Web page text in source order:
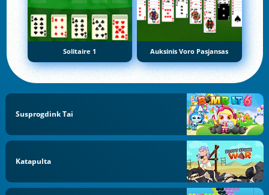
Solitaire 1 Auksinis Voro Pasjansas
Susprogdink Tai
Katapulta